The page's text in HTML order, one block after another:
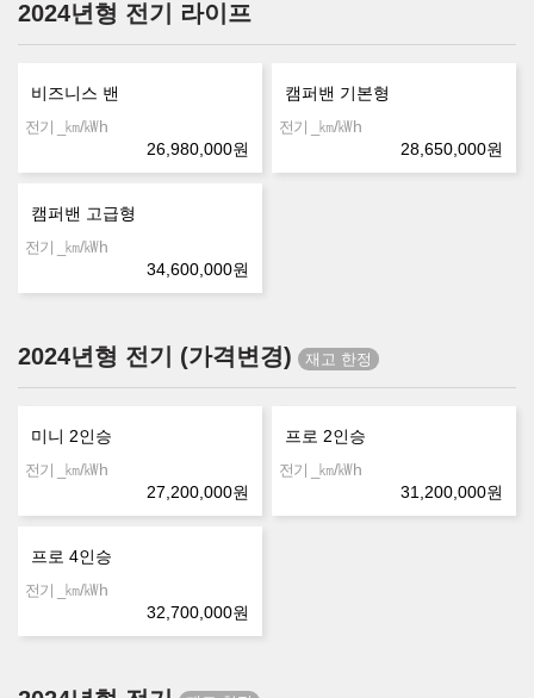
2024년형 전기 라이프
비즈니스 밴
전기 _ ㎞/㎾h
26,980,000원
캠퍼밴 기본형
전기 _ ㎞/㎾h
28,650,000원
캠퍼밴 고급형
전기 _ ㎞/㎾h
34,600,000원
2024년형 전기 (가격변경)
미니 2인승
전기 _ ㎞/㎾h
27,200,000원
프로 2인승
전기 _ ㎞/㎾h
31,200,000원
프로 4인승
전기 _ ㎞/㎾h
32,700,000원